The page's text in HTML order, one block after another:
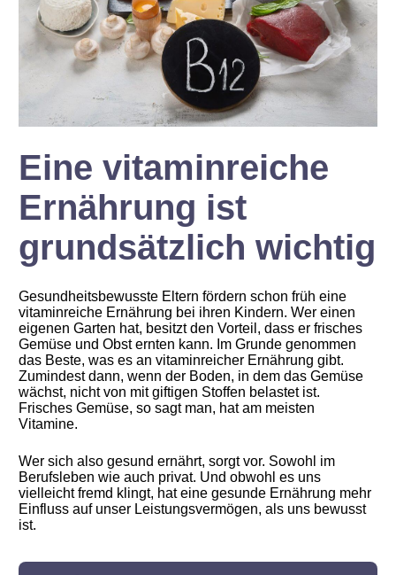
Eine vitaminreiche
Ernährung ist
grundsätzlich wichtig
Gesundheitsbewusste Eltern fördern schon früh eine
vitaminreiche Ernährung bei ihren Kindern. Wer einen
eigenen Garten hat, besitzt den Vorteil, dass er frisches
Gemüse und Obst ernten kann. Im Grunde genommen
das Beste, was es an vitaminreicher Ernährung gibt.
Zumindest dann, wenn der Boden, in dem das Gemüse
wächst, nicht von mit giftigen Stoffen belastet ist.
Frisches Gemüse, so sagt man, hat am meisten
Vitamine.
Wer sich also gesund ernährt, sorgt vor. Sowohl im
Berufsleben wie auch privat. Und obwohl es uns
vielleicht fremd klingt, hat eine gesunde Ernährung mehr
Einfluss auf unser Leistungsvermögen, als uns bewusst
ist.